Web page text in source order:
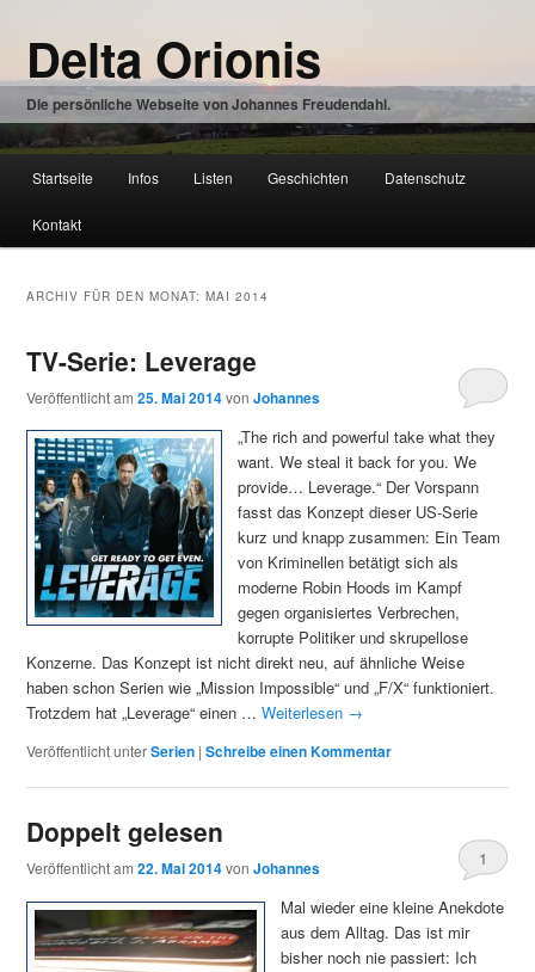
Inhalt
wechseln
sekundären
wechselnDelta Orionis
Die persönliche Webseite von Johannes Freudendahl.
Zum
Inhalt
Startseite Infos Listen Geschichten Datenschutz
Kontakt
ARCHIV FÜR DEN MONAT:MAI 2014
TV-Serie: Leverage
Veröffentlicht am25. Mai 2014vonJohannes
„The rich and powerful take what they
want. We steal it back for you. We
provide… Leverage.“ Der Vorspann
fasst das Konzept dieser US-Serie
kurz und knapp zusammen: Ein Team
von Kriminellen betätigt sich als
moderne Robin Hoods im Kampf
gegen organisiertes Verbrechen,
korrupte Politiker und skrupellose
Konzerne. Das Konzept ist nicht direkt neu, auf ähnliche Weise
haben schon Serien wie „Mission Impossible“ und „F/X“ funktioniert.
Trotzdem hat „Leverage“ einen …Weiterlesen →
Veröffentlicht unterSerien |Schreibe einen Kommentar
Doppelt gelesen
Veröffentlicht am22. Mai 2014vonJohannes 1
Mal wieder eine kleine Anekdote
aus dem Alltag. Das ist mir
bisher noch nie passiert: Ich